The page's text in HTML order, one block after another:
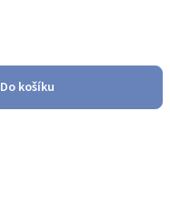
Do košíku